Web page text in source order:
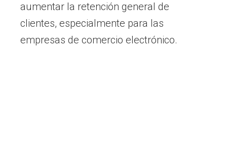
aumentar la retención general de
clientes, especialmente para las
empresas de comercio electrónico.